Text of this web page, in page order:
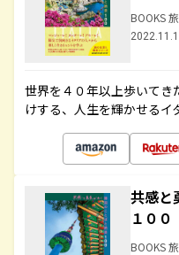
BOOKS
世界を４０年以上歩いてき
けする、人生を輝かせる
共感と
１００
BOOKS